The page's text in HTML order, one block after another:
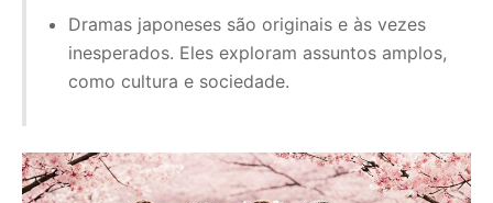
Dramas japoneses são originais e às vezes
inesperados. Eles exploram assuntos amplos,
como cultura e sociedade.